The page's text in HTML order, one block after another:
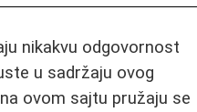
nikakvu odgovornost
u sadržaju ovog
ovom sajtu pružaju se